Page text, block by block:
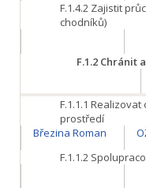
F.1.4.2 Zajistit
chodníků)
F.1.2Chránit
F.1.1.1 Realizovat
prostředí
Březina Roman
F.1.1.2